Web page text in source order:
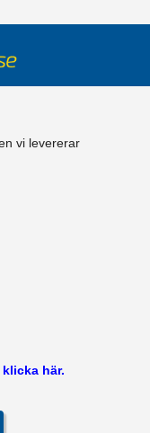
vi levererar
här.